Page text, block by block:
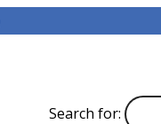
Search for: